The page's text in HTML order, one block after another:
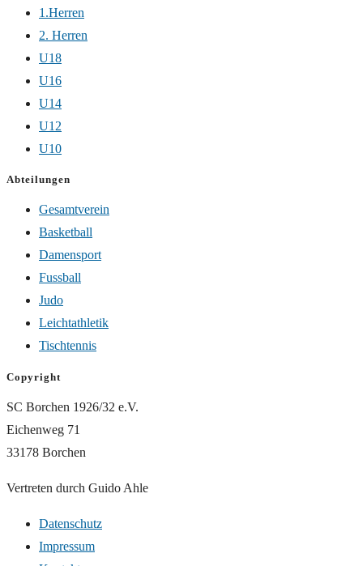
1.Herren
2. Herren
U18
U16
U14
U12
U10
Abteilungen
Gesamtverein
Basketball
Damensport
Fussball
Judo
Leichtathletik
Tischtennis
Copyright
SC Borchen 1926/32 e.V.
Eichenweg 71
33178 Borchen
Vertreten durch Guido Ahle
Datenschutz
Impressum